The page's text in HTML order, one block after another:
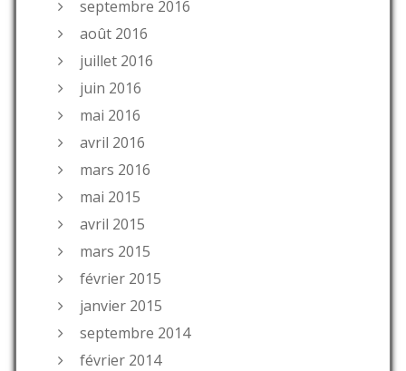
septembre 2016
août 2016
juillet 2016
juin 2016
mai 2016
avril 2016
mars 2016
mai 2015
avril 2015
mars 2015
février 2015
janvier 2015
septembre 2014
février 2014